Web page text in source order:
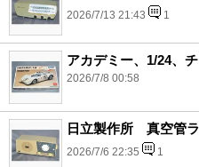
2026/7/13 21:43 1
アカデミー、1/24、
2026/7/8 00:58
日立製作所 真空管
2026/7/6 22:35 1